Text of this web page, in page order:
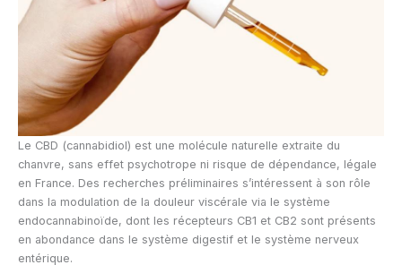
Le CBD (cannabidiol) est une molécule naturelle extraite du
chanvre, sans effet psychotrope ni risque de dépendance, légale
en France. Des recherches préliminaires s’intéressent à son rôle
dans la modulation de la douleur viscérale via le système
endocannabinoïde, dont les récepteurs CB1 et CB2 sont présents
en abondance dans le système digestif et le système nerveux
entérique.